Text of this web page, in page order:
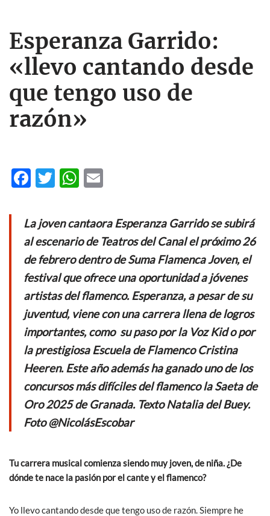
Esperanza Garrido:
«llevo cantando desde
que tengo uso de
razón»
F
e
b
o
o
k
T
itt
er
W
at
s
A
p
p
ail
La joven cantaora Esperanza Garrido se subirá
al escenario de Teatros del Canal el próximo 26
de febrero dentro de Suma Flamenca Joven, el
festival que ofrece una oportunidad a jóvenes
artistas del flamenco. Esperanza, a pesar de su
juventud, viene con una carrera llena de logros
importantes, como su paso por la Voz Kido por
la prestigiosa Escuela de Flamenco Cristina
Heeren. Este año además ha ganado uno de los
concursos más difíciles del flamenco la Saeta de
Oro 2025 de Granada. Texto Natalia del Buey.
Foto @NicolásEscobar
Tu carrera musical comienza siendo muy joven, de niña. ¿De
dónde te nace la pasión por el cante y el flamenco?
Yo llevo cantando desde que tengo uso de razón. Siempre he